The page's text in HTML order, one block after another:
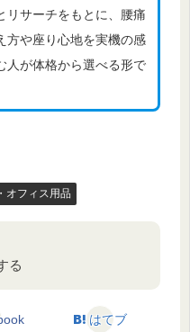
リサーチをもとに、腰痛
方や座り心地を実機の感
人が体格から選べる形で
オフィス用品
る
はてブ